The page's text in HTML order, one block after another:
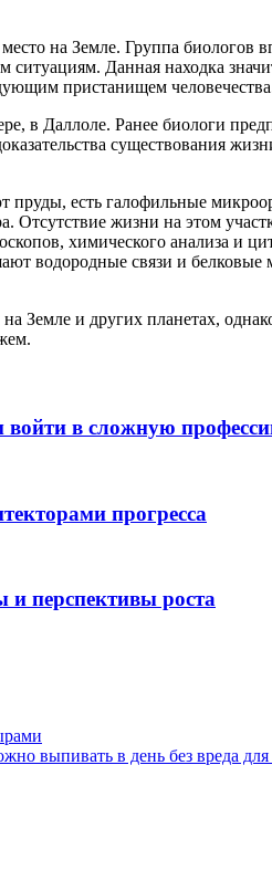
на Земле. Группа
Данная находка
пристанищем
в Даллоле. Ранее биологи
существования
есть галофильные
жизни на этом
химического анализа и
водородные связи и
Земле и других планетах,
в сложную
прогресса
и перспективы роста
выпивать в день без вреда для